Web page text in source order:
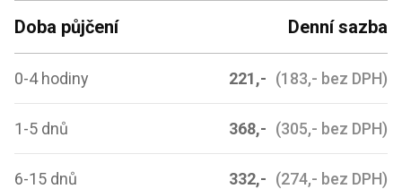
Doba půjčení Denní sazba
0-4 hodiny 221,- (183,- bez DPH)
1-5 dnů 368,- (305,- bez DPH)
6-15 dnů 332,- (274,- bez DPH)